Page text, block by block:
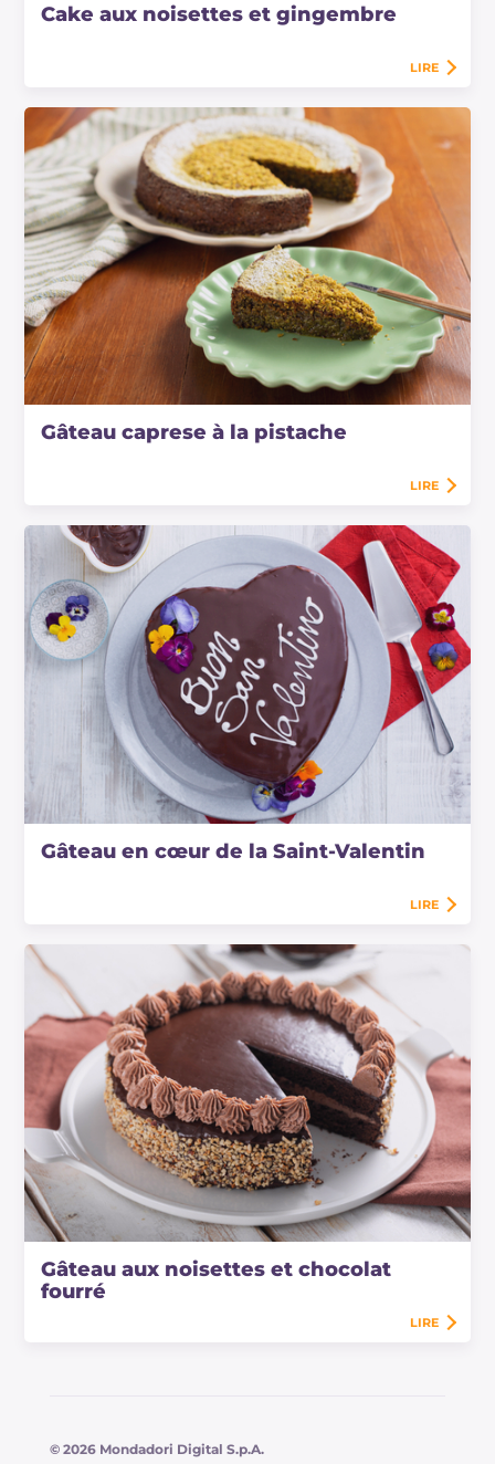
Cake aux noisettes et gingembre
LIRE
Gâteau caprese à la pistache
LIRE
Gâteau en cœur de la Saint-Valentin
LIRE
Gâteau aux noisettes et chocolat
fourré
LIRE
© 2026 Mondadori Digital S.p.A.